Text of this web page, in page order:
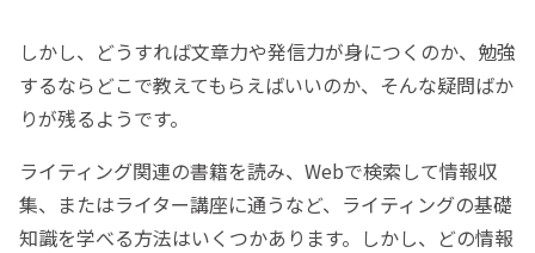
しかし、どうすれば文章力や発信力が身につくのか、勉強
するならどこで教えてもらえばいいのか、そんな疑問ばか
りが残るようです。
ライティング関連の書籍を読み、Webで検索して情報収
集、またはライター講座に通うなど、ライティングの基礎
知識を学べる方法はいくつかあります。しかし、どの情報